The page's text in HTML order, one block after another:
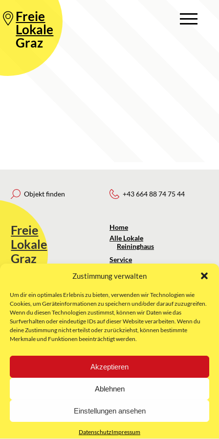
Zustimmung verwalten
Um dir ein optimales Erlebnis zu bieten, verwenden wir Technologien wie
Cookies, um Geräteinformationen zu speichern und/oder darauf zuzugreifen.
Wenn du diesen Technologien zustimmst, können wir Daten wie das
Surfverhalten oder eindeutige IDs auf dieser Website verarbeiten. Wenn du
deine Zustimmung nicht erteilst oder zurückziehst, können bestimmte
Merkmale und Funktionen beeinträchtigt werden.
Akzeptieren
Ablehnen
Einstellungen ansehen
DatenschutzImpressum
Freie
Lokale
Graz
Objekt finden
Freie
Lokale
Graz
Sie erreichen uns unter:
kontakt@freielokale-graz.at
Website by Rubikon Werbeagentur
GmbH
+43 664 88 74 75 44
Home
Alle Lokale
Reininghaus
Service
Über uns
Impressum
AGB
Datenschutz
E-Mail